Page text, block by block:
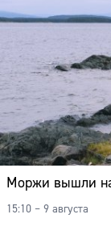
Моржи вышли
15:10 – 9 августа